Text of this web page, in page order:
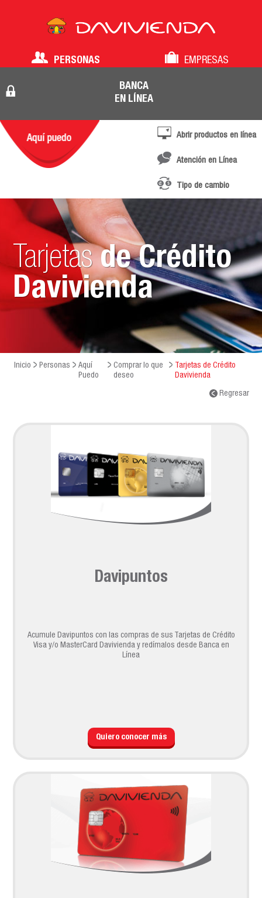
PERSONAS EMPRESAS
BANCA
EN LÍNEA
Abrir productos en línea
Atención en Línea
Tipo de cambio
Tarjetasde Crédito
Davivienda
Inicio Personas
Aquí
Puedo
Comprar lo que
deseo
Tarjetas de Crédito
Davivienda
Regresar
Davipuntos
Acumule Davipuntos con las compras de sus Tarjetas de Crédito
Visa y/o MasterCard Davivienda y redímalos desde Banca en
Línea
Quiero conocer más